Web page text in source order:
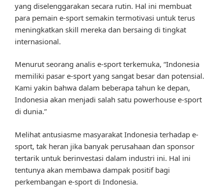
yang diselenggarakan secara rutin. Hal ini membuat
para pemain e-sport semakin termotivasi untuk terus
meningkatkan skill mereka dan bersaing di tingkat
internasional.
Menurut seorang analis e-sport terkemuka, “Indonesia
memiliki pasar e-sport yang sangat besar dan potensial.
Kami yakin bahwa dalam beberapa tahun ke depan,
Indonesia akan menjadi salah satu powerhouse e-sport
di dunia.”
Melihat antusiasme masyarakat Indonesia terhadap e-
sport, tak heran jika banyak perusahaan dan sponsor
tertarik untuk berinvestasi dalam industri ini. Hal ini
tentunya akan membawa dampak positif bagi
perkembangan e-sport di Indonesia.